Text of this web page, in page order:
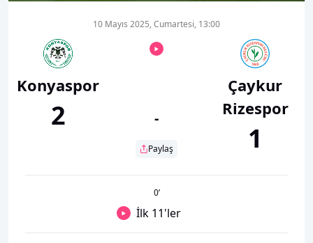
Konyaspor
2
10 Mayıs 2025, Cumartesi, 13:00
-
Paylaş
Çaykur
Rizespor
1
0’
İlk 11'ler